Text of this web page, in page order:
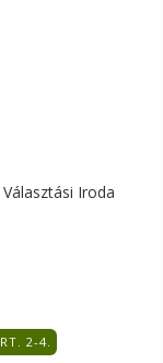
Iroda
2-4.